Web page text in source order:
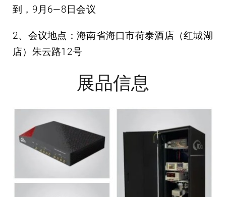
到，9月6—8日会议
2、 会议地点 ：海南省海口市荷泰酒店（红城湖
店）朱云路12号
展品信息